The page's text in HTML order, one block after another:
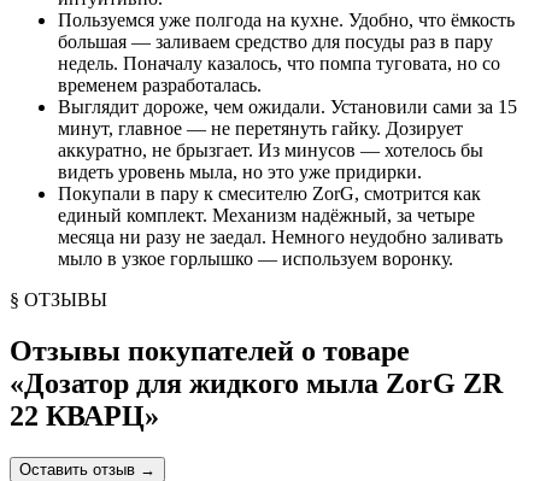
Пользуемся уже полгода на кухне. Удобно, что ёмкость
большая — заливаем средство для посуды раз в пару
недель. Поначалу казалось, что помпа туговата, но со
временем разработалась.
Выглядит дороже, чем ожидали. Установили сами за 15
минут, главное — не перетянуть гайку. Дозирует
аккуратно, не брызгает. Из минусов — хотелось бы
видеть уровень мыла, но это уже придирки.
Покупали в пару к смесителю ZorG, смотрится как
единый комплект. Механизм надёжный, за четыре
месяца ни разу не заедал. Немного неудобно заливать
мыло в узкое горлышко — используем воронку.
§ ОТЗЫВЫ
Отзывы покупателей о товаре
«Дозатор для жидкого мыла ZorG ZR
22 КВАРЦ»
Оставить отзыв →